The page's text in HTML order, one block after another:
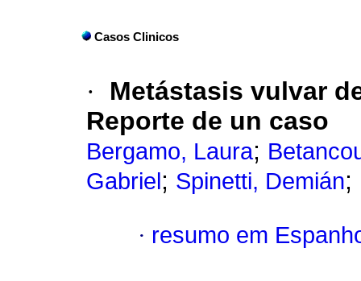
Casos Clinicos
·
Metástasis vulvar
Reporte de un caso
Bergamo, Laura;
Gabriel ; Spinetti, Demián;
· resumo em